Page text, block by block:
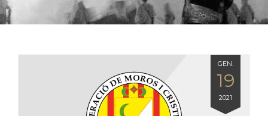
GEN.
19
2021